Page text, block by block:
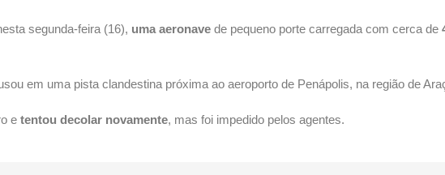
segunda-feira (16), uma aeronave de pequeno porte carregada com cerca de
em uma pista clandestina próxima ao aeroporto de Penápolis, na região de
e tentou decolar novamente, mas foi impedido pelos agentes.